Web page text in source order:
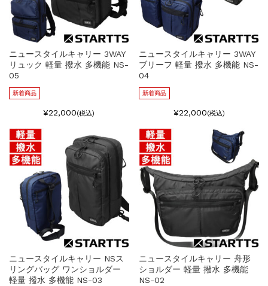
ニュースタイルキャリー 3WAY
リュック 軽量 撥水 多機能 NS-
05
新着商品
¥22,000(税込)
ニュースタイルキャリー 3WAY
ブリーフ 軽量 撥水 多機能 NS-
04
新着商品
¥22,000(税込)
ニュースタイルキャリー NSス
リングバッグ ワンショルダー
軽量 撥水 多機能 NS-03
ニュースタイルキャリー 舟形
ショルダー 軽量 撥水 多機能
NS-02